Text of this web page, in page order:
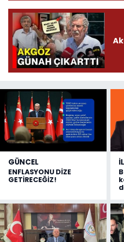
GÜNCEL
ENFLASYONU DİZE
GETİRECEĞİZ!